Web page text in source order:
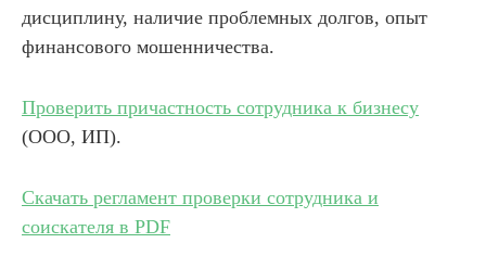
дисциплину, наличие проблемных долгов, опыт
финансового мошенничества.
Проверить причастность сотрудника к бизнесу
(ООО, ИП).
Скачать регламент проверки сотрудника и
соискателя в PDF